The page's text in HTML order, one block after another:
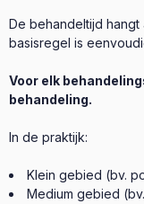
De behandeltijd
basisregel is
Voor elk
behandeling.
In de praktijk:
Klein gebied (bv.
Medium gebied